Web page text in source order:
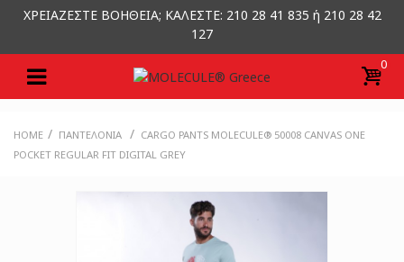
ΧΡΕΙΑΖΕΣΤΕ ΒΟΗΘΕΙΑ; ΚΑΛΕΣΤΕ: 210 28 41 835 ή 210 28 42
127
0
HOME / ΠΑΝΤΕΛΌΝΙΑ / CARGO PANTS MOLECULE® 50008 CANVAS ONE
POCKET REGULAR FIT DIGITAL GREY